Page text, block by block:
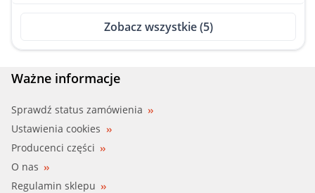
Zobacz wszystkie (5)
Ważne informacje
Sprawdź status zamówienia
Ustawienia cookies
Producenci części
O nas
Regulamin sklepu